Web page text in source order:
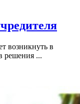
возникнуть в
решения ...